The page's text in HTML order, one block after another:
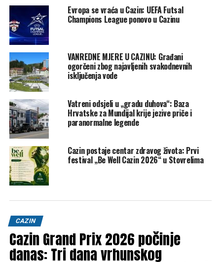
istoku bili su iz Cazina, mjesta na sjeverozapadu BiH. Iako
su se vozili u koloni – Golf i Audi s ljubljanskim tablicama,
te Audi s austrijskim tablicama – to nisu znali sve dok nisu
izašli iz svojih vozila nakon nesreće i uspostavili kontakt.
Foto: Kristina Stedul Fabac/PIXSELL
oznaka kojim je upravljala supruga poginulog vozača iz
Audija, a s njom su bila i njihova preostala dva djeteta. Nije
učestvovala u nesreći, uspjela je na vrijeme zaustaviti
vozilo, ali su ona i djeca svjedočili strašnom prizoru
Evropa se vraća u Cazin: UEFA Futsal
Champions League ponovo u Cazinu
VANREDNE MJERE U CAZINU: Građani
ogorčeni zbog najavljenih svakodnevnih
isključenja vode
Vatreni odsjeli u „gradu duhova“: Baza
Hrvatske za Mundijal krije jezive priče i
paranormalne legende
Cazin postaje centar zdravog života: Prvi
festival „Be Well Cazin 2026“ u Stovrelima
CAZIN
Cazin Grand Prix 2026 počinje
danas: Tri dana vrhunskog